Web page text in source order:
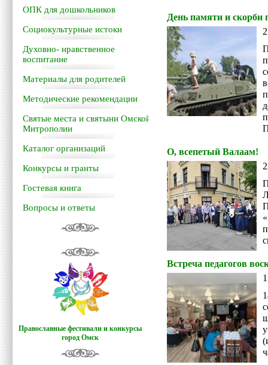
ОПК для дошкольников
Социокультурные истоки
Духовно- нравственное
воспитание
Материалы для родителей
Методические рекомендации
Святые места и святыни Омской
Митрополии
Каталог организаций
Конкурсы и гранты
Гостевая книга
Вопросы и ответы
Православные фестивали и конкурсы
город Омск
День памяти и скорби
О, всепетый Валаам!
Встреча педагогов